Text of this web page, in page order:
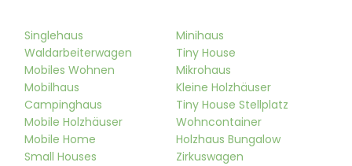
Singlehaus
Waldarbeiterwagen
Mobiles Wohnen
Mobilhaus
Minihaus
Tiny House
Mikrohaus
Kleine Holzhäuser
Campinghaus
Mobile Holzhäuser
Mobile Home
Small Houses
Tiny House Stellplatz
Wohncontainer
Holzhaus Bungalow
Zirkuswagen